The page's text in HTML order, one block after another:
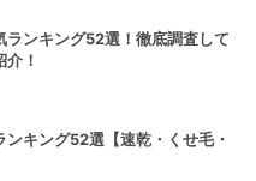
ランキング52選！徹底調査して
！
ンキング52選【速乾・くせ毛・